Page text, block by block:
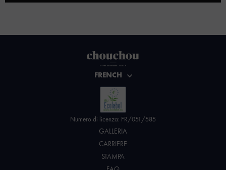
FRENCH
Numero di licenza: FR/051/585
GALLERIA
CARRIERE
STAMPA